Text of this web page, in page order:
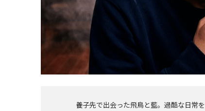
養子先で出会った飛鳥と藍。過酷な日常